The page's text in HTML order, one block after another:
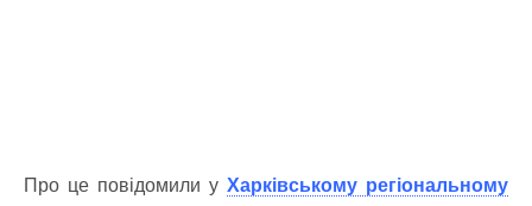
Про це повідомили у Харківському регіональному